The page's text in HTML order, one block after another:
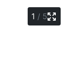
1 / 5